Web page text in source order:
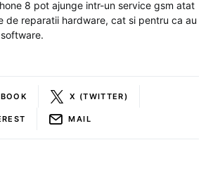
8 pot ajunge intr-un service gsm atat
de reparatii hardware, cat si pentru ca au
X (TWITTER)
MAIL